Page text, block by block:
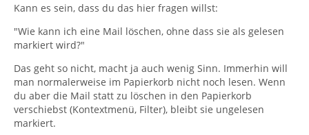
Kann es sein, dass du das hier fragen willst:
"Wie kann ich eine Mail löschen, ohne dass sie als gelesen
markiert wird?"
Das geht so nicht, macht ja auch wenig Sinn. Immerhin will
man normalerweise im Papierkorb nicht noch lesen. Wenn
du aber die Mail statt zu löschen in den Papierkorb
verschiebst (Kontextmenü, Filter), bleibt sie ungelesen
markiert.